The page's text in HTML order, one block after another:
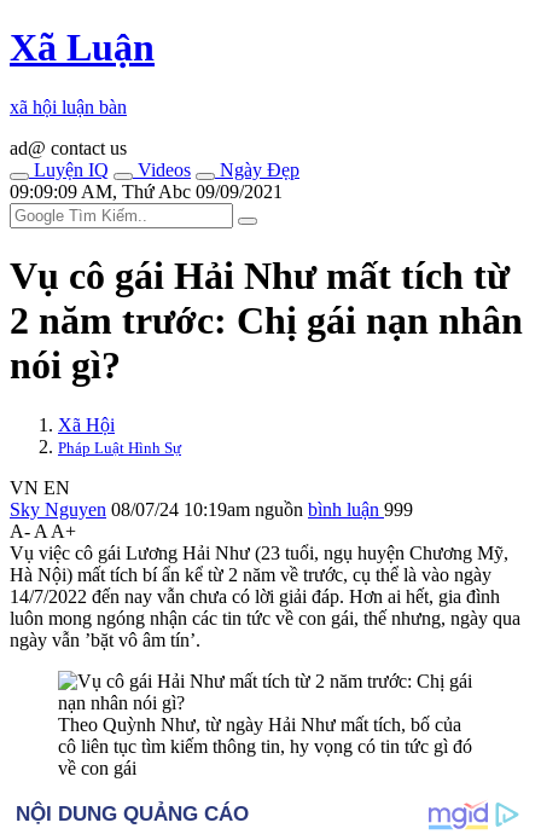
Xã Luận
xã hội luận bàn
ad@ contact us
Luyện IQ
Videos
Ngày Đẹp
09:09:09 AM, Thứ Abc 09/09/2021
Vụ cô gái Hải Như mất tích từ
2 năm trước: Chị gái nạn nhân
nói gì?
Xã Hội
Pháp Luật Hình Sự
VN EN
Sky Nguyen 08/07/24 10:19am nguồn bình luận 999
A- A A+
Vụ việc cô gái Lương Hải Như (23 tuổi, ngụ huyện Chương Mỹ,
Hà Nội) mất tích bí ẩn kể từ 2 năm về trước, cụ thể là vào ngày
14/7/2022 đến nay vẫn chưa có lời giải đáp. Hơn ai hết, gia đình
luôn mong ngóng nhận các tin tức về con gái, thế nhưng, ngày qua
ngày vẫn ’bặt vô âm tín’.
Theo Quỳnh Như, từ ngày Hải Như mất tích, bố của
cô liên tục tìm kiếm thông tin, hy vọng có tin tức gì đó
về con gái